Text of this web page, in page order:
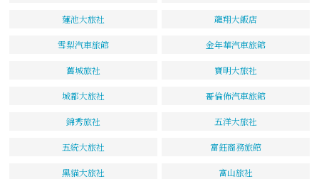
蓮池大旅社 龍翔大飯店
雪梨汽車旅館 金年華汽車旅館
舊城旅社 寶明大旅社
城都大旅社 哥倫佈汽車旅館
錦秀旅社 五洋大旅社
五統大旅社 富鈺商務旅館
黑貓大旅社 富山旅社